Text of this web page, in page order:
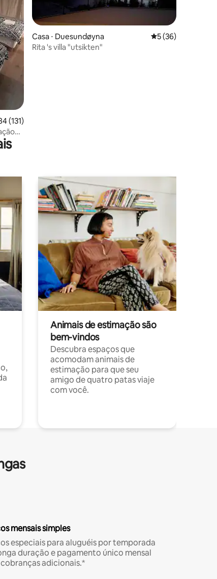
uma avaliação média de 5, 131 avaliações
(131)
Casa ⋅ Duesundøyna 5 de uma
5 (36)
Rita 's villa "utsikten"
Animais de estimação são
bem-vindos
Descubra espaços que
acomodam animais de
estimação para que seu
amigo de quatro patas viaje
com você.
mensais simples
especiais para aluguéis por temporada
duração e pagamento único mensal
adicionais.*